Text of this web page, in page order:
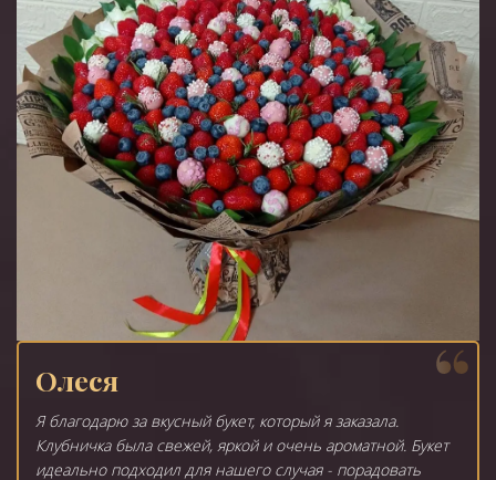
Олеся
Я благодарю за вкусный букет, который я заказала.
Клубничка была свежей, яркой и очень ароматной. Букет
идеально подходил для нашего случая - порадовать